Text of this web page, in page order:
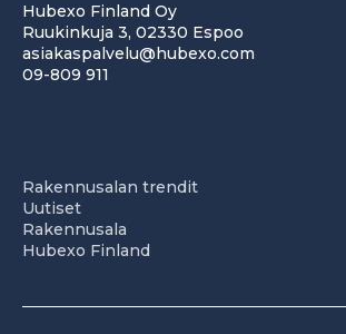
Hubexo Finland Oy
Ruukinkuja 3, 02330 Espoo
asiakaspalvelu@hubexo.com
09-809 911
Rakennusalan trendit
Uutiset
Rakennusala
Hubexo Finland